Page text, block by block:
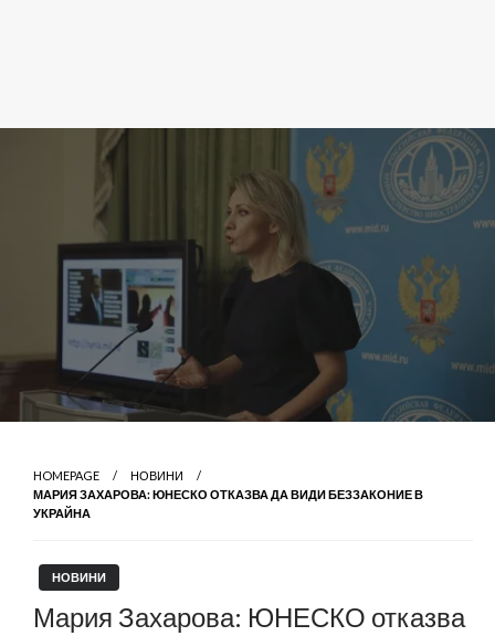
HOMEPAGE
НОВИНИ
МАРИЯ ЗАХАРОВА: ЮНЕСКО ОТКАЗВА ДА ВИДИ БЕЗЗАКОНИЕ В
УКРАЙНА
НОВИНИ
Мария Захарова: ЮНЕСКО отказва